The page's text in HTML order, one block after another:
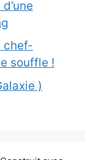
chef-
souffle !
)